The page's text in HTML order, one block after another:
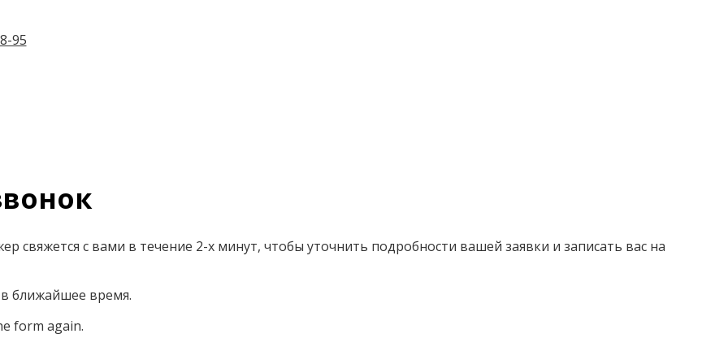
95
с вами в течение 2-х минут, чтобы уточнить подробности вашей заявки и записать вас на
ближайшее время.
form again.